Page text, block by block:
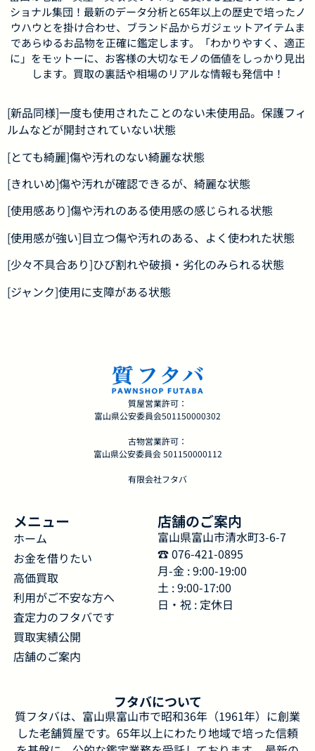
ショナル集団！最新のデータ分析と65年以上の歴史で培ったノ
ウハウとを掛け合わせ、ブランド品からガジェットアイテムま
であらゆるお品物を正確に鑑定します。「わかりやすく、適正
に」をモットーに、お客様の大切なモノの価値をしっかり見出
します。買取の裏話や相場のリアルな情報も発信中！
[新品同様]一度も使用されたことのない未使用品。保護フィ
ルムなどが開封されていない状態
[とても綺麗]傷や汚れのない綺麗な状態
[きれいめ]傷や汚れが確認できるが、綺麗な状態
[使用感あり]傷や汚れのある使用感の感じられる状態
[使用感が強い]目立つ傷や汚れのある、よく使われた状態
[少々不具合あり]ひび割れや破損・劣化のみられる状態
[ジャンク]使用に支障がある状態
質屋営業許可：
富山県公安委員会501150000302
古物営業許可：
富山県公安委員会 501150000112
有限会社フタバ
メニュー
ホーム
お金を借りたい
高価買取
利用がご不安な方へ
査定力のフタバです
買取実績公開
店舗のご案内
店舗のご案内
富山県富山市清水町3-6-7
☎︎ 076-421-0895
月-金 : 9:00-19:00
土 : 9:00-17:00
日・祝 : 定休日
フタバについて
質フタバは、富山県富山市で昭和36年（1961年）に創業
した老舗質屋です。65年以上にわたり地域で培った信頼